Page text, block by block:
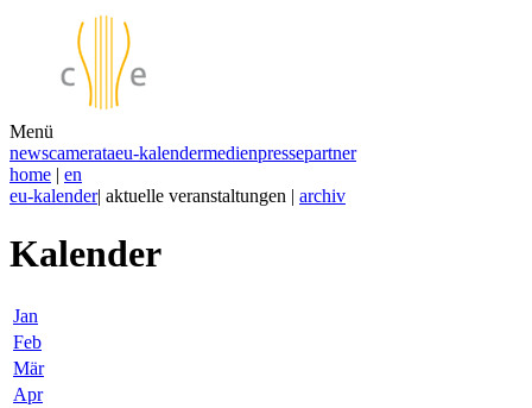
Menü
newscamerataeu-kalendermedienpressepartner
home | en
eu-kalender| aktuelle veranstaltungen | archiv
Kalender
Jan
Feb
Mär
Apr